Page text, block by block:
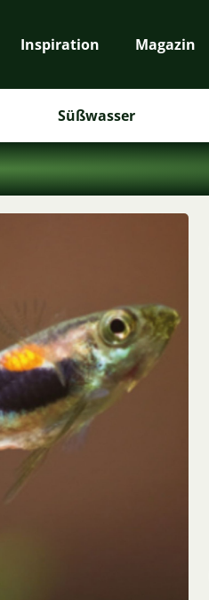
Inspiration Magazin
Süßwasser